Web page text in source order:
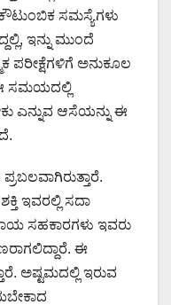
ಸಮಸ್ಯೆಗಳು
ಇನ್ನು ಮುಂದೆ
ಪರೀಕ್ಷೆಗಳಿಗೆ ಅನುಕೂಲ
ಸಮಯದಲ್ಲಿ
ಎನ್ನುವ ಆಸೆಯನ್ನು ಈ
ಇವರಲ್ಲಿ ಸದಾ
ಸಹಕಾರಗಳು ಇವರು
ಈ
ಅಷ್ಟಮದಲ್ಲಿ ಇರುವ